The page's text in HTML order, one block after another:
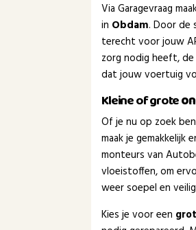
Via Garagevraag
in Obdam. Door de
terecht voor jouw
zorg nodig heeft,
dat jouw voertuig
Kleine of grote
Of je nu op zoek
maak je gemakkelijk
monteurs van
vloeistoffen, om
weer soepel en
Kies je voor een